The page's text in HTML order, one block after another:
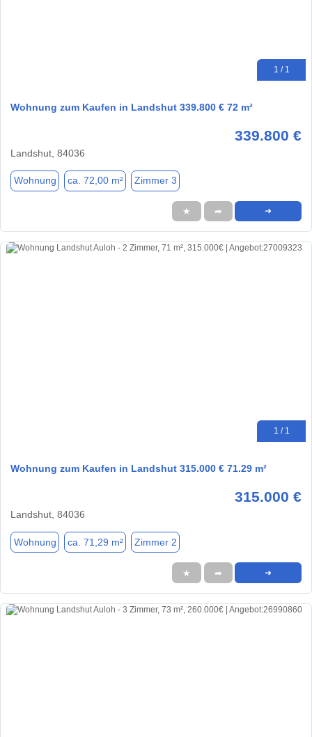
1 / 1
Wohnung zum Kaufen in Landshut 339.800 € 72 m²
339.800 €
Landshut, 84036
Wohnung ca. 72,00 m² Zimmer 3
★ ➦ ➜
1 / 1
Wohnung zum Kaufen in Landshut 315.000 € 71.29 m²
315.000 €
Landshut, 84036
Wohnung ca. 71,29 m² Zimmer 2
★ ➦ ➜